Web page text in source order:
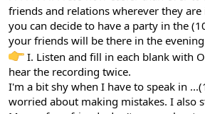
friends and relations wherever they
you can decide to have a party in the
your friends will be there in the
I. Listen and fill in each blank with
hear the recording twice.
I'm a bit shy when I have to speak in
worried about making mistakes. I also